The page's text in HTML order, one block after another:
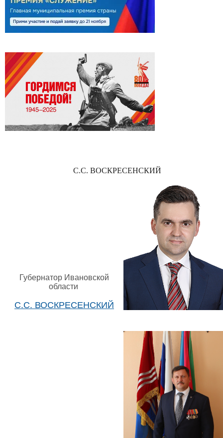
С.С. ВОСКРЕСЕНСКИЙ
Губернатор Ивановской
области
С.С. ВОСКРЕСЕНСКИЙ